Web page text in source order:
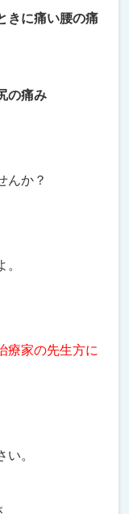
きに痛い腰の痛
の痛み
んか？
療家の先生方に
。